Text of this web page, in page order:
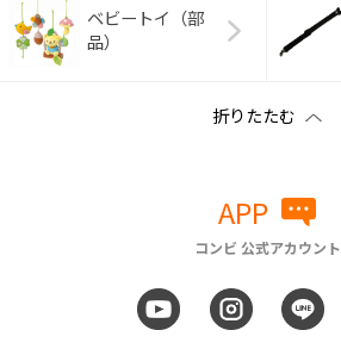
ベビートイ（部
品）
APP
コンビ 公式アカウント